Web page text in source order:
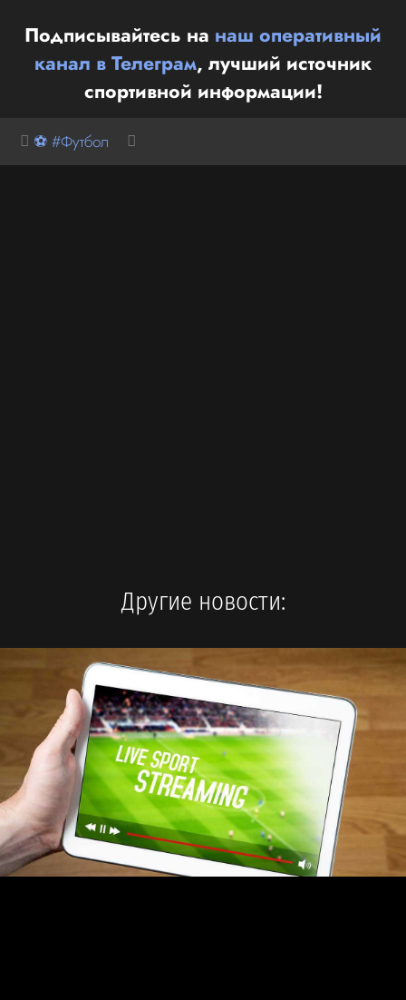
Подписывайтесь на наш оперативный
канал в Телеграм, лучший источник
спортивной информации!
⚽ #Футбол
Другие новости: